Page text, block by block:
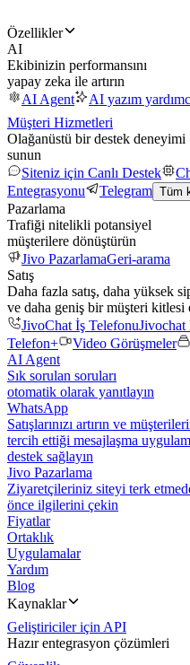
Özellikler
AI
Ekibinizin performansını
yapay zeka ile artırın
AI Agent
AI yazım
Müşteri Hizmetleri
Olağanüstü bir destek deneyimi
sunun
Siteniz için Canlı Destek
Entegrasyonu
Telegram Tüm
Pazarlama
Trafiği nitelikli potansiyel
müşterilere dönüştürün
Jivo PazarlamaGeri-arama
Satış
Daha fazla satış, daha yüksek
ve daha geniş bir müşteri kitlesi
JivoChat İş TelefonuJivochat
Telefon+
Video Görüşmeler
AI Agent
Sık sorulan soruları
otomatik olarak yanıtlayın
WhatsApp
Satışlarınızı artırın ve
tercih ettiği mesajlaşma
destek sağlayın
Jivo Pazarlama
Ziyaretçileriniz siteyi terk
önce ilgilerini çekin
Fiyatlar
Ortaklık
Uygulamalar
Yardım
Blog
Kaynaklar
Geliştiriciler için API
Hazır entegrasyon çözümleri